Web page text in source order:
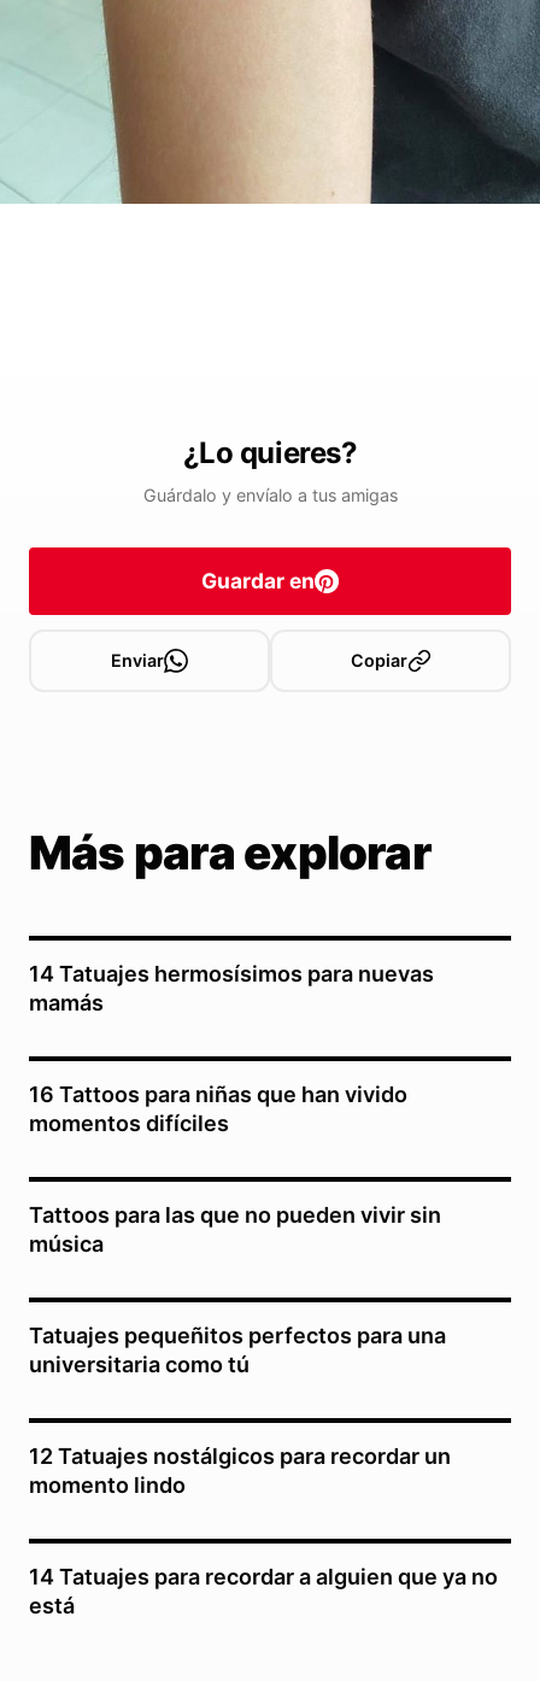
¿Lo quieres?
Guárdalo y envíalo a tus amigas
Guardar en
Enviar Copiar
Más para explorar
14 Tatuajes hermosísimos para nuevas
mamás
16 Tattoos para niñas que han vivido
momentos difíciles
Tattoos para las que no pueden vivir sin
música
Tatuajes pequeñitos perfectos para una
universitaria como tú
12 Tatuajes nostálgicos para recordar un
momento lindo
14 Tatuajes para recordar a alguien que ya no
está